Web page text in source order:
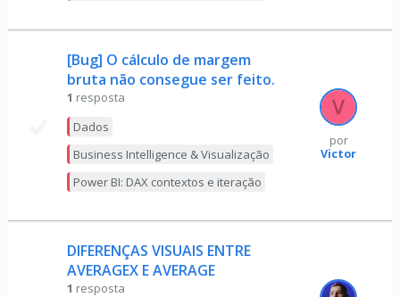
[Bug] O cálculo de margem
bruta não consegue ser feito.
1 resposta
Dados
Business Intelligence & Visualização
Power BI: DAX contextos e iteração
por
Victor
DIFERENÇAS VISUAIS ENTRE
AVERAGEX E AVERAGE
1 resposta